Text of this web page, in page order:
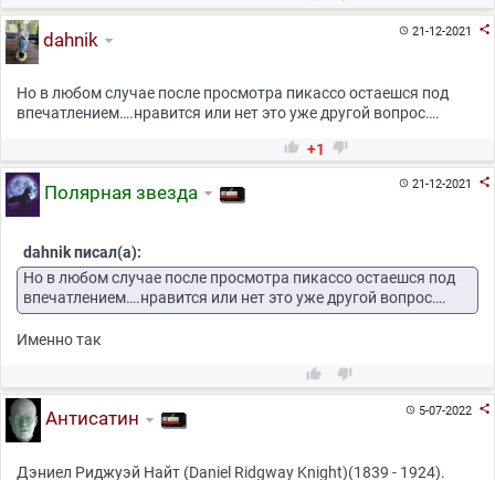
21-12-2021 
dahnik
Но в любом случае после просмотра пикассо остаешся под
впечатлением….нравится или нет это уже другой вопрос….
 +1 
21-12-2021 
Полярная звезда
dahnik писал(а):
Но в любом случае после просмотра пикассо остаешся под
впечатлением….нравится или нет это уже другой вопрос….
Именно так
 
5-07-2022 
Антисатин
Дэниел Риджуэй Найт (Daniel Ridgway Knight)(1839 - 1924).